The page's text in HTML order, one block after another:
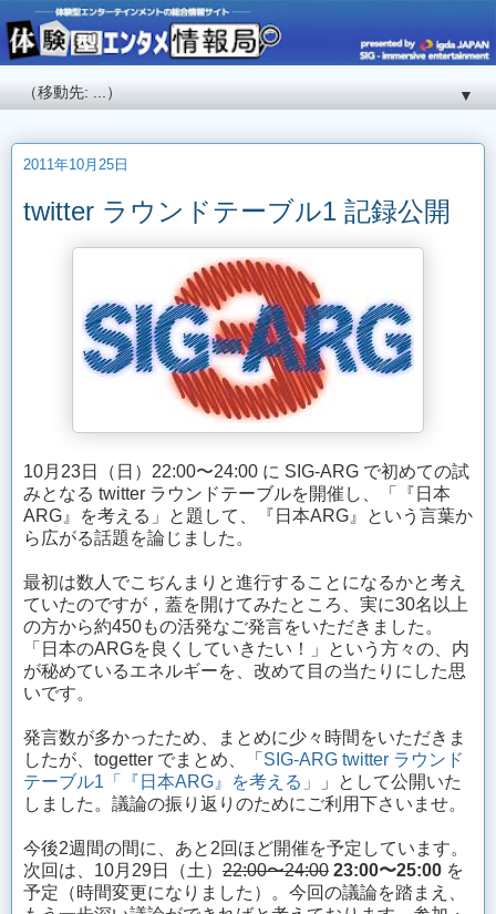
▼
2011年10月25日
twitter ラウンドテーブル1 記録公開
10月23日（日）22:00〜24:00 に SIG-ARG で初めての試
みとなる twitter ラウンドテーブルを開催し、「『日本
ARG』を考える」と題して、『日本ARG』という言葉か
ら広がる話題を論じました。
最初は数人でこぢんまりと進行することになるかと考え
ていたのですが，蓋を開けてみたところ、実に30名以上
の方から約450もの活発なご発言をいただきました。
「日本のARGを良くしていきたい！」という方々の、内
が秘めているエネルギーを、改めて目の当たりにした思
いです。
発言数が多かったため、まとめに少々時間をいただきま
したが、togetter でまとめ、「 SIG-ARG twitter ラウンド
テーブル1「『日本ARG』を考える」
」として公開いた
しました。議論の振り返りのためにご利用下さいませ。
今後2週間の間に、あと2回ほど開催を予定しています。
次回は、10月29日（土） 22:00〜24:00 23:00〜25:00 を
予定（時間変更になりました）。今回の議論を踏まえ、